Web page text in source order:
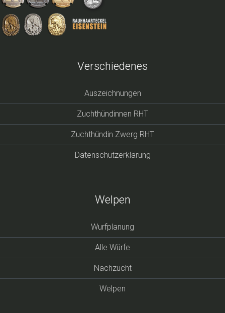
Verschiedenes
Auszeichnungen
Zuchthündinnen RHT
Zuchthündin Zwerg RHT
Datenschutzerklärung
Welpen
Wurfplanung
Alle Würfe
Nachzucht
Welpen